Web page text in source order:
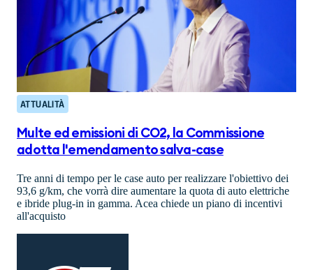
ATTUALITÀ
Multe ed emissioni di CO2, la Commissione
adotta l'emendamento salva-case
Tre anni di tempo per le case auto per realizzare l'obiettivo dei
93,6 g/km, che vorrà dire aumentare la quota di auto elettriche
e ibride plug-in in gamma. Acea chiede un piano di incentivi
all'acquisto